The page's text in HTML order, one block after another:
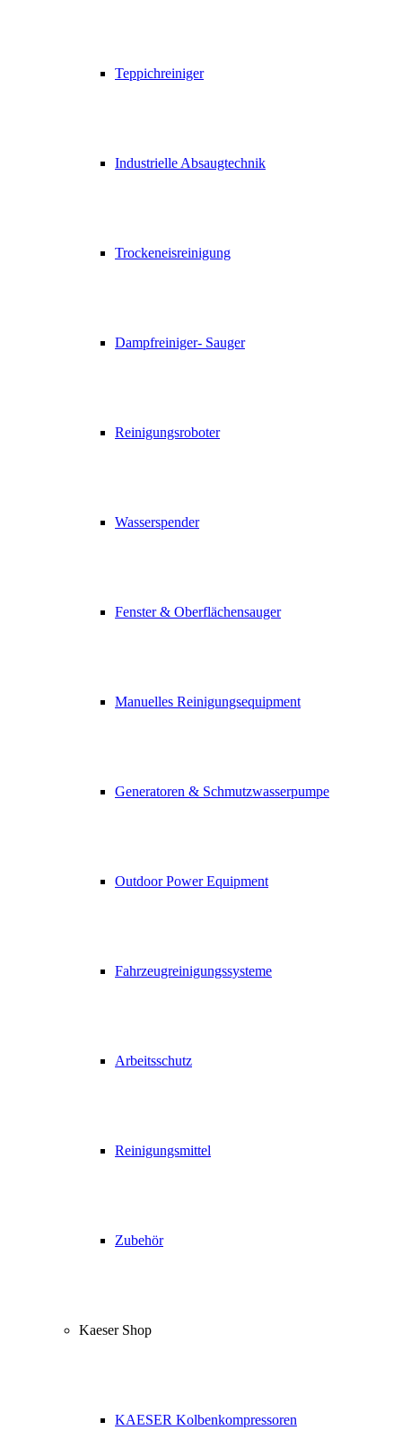
Teppichreiniger
Industrielle Absaugtechnik
Trockeneisreinigung
Dampfreiniger- Sauger
Reinigungsroboter
Wasserspender
Fenster & Oberflächensauger
Manuelles Reinigungsequipment
Generatoren & Schmutzwasserpumpe
Outdoor Power Equipment
Fahrzeugreinigungssysteme
Arbeitsschutz
Reinigungsmittel
Zubehör
Kaeser Shop
KAESER Kolbenkompressoren